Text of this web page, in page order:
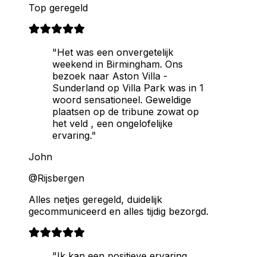
Top geregeld
"Het was een onvergetelijk
weekend in Birmingham. Ons
bezoek naar Aston Villa -
Sunderland op Villa Park was in 1
woord sensationeel. Geweldige
plaatsen op de tribune zowat op
het veld , een ongelofelijke
ervaring."
John
@Rijsbergen
Alles netjes geregeld, duidelijk
gecommuniceerd en alles tijdig bezorgd.